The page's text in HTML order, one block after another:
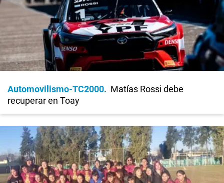
Automovilismo-TC2000
Matías Rossi debe
recuperar en Toay